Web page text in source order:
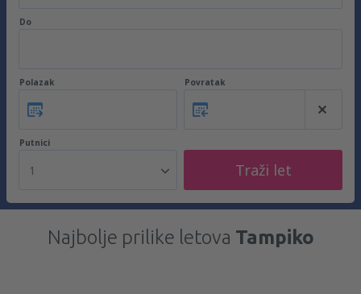
Do
Polazak Povratak
Putnici
1 Traži let
Najbolje prilike letova Tampiko